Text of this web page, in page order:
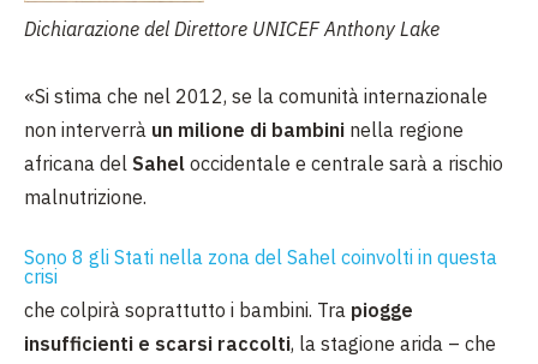
Dichiarazione del Direttore UNICEF Anthony Lake
«Si stima che nel 2012, se la comunità internazionale
non interverrà un milione di bambini nella regione
africana del Sahel occidentale e centrale sarà a rischio
malnutrizione.
Sono 8 gli Stati nella zona del Sahel coinvolti in questa
crisi
che colpirà soprattutto i bambini. Tra piogge
insufficienti e scarsi raccolti, la stagione arida – che